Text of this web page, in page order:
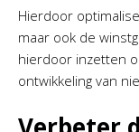
Hierdoor
maar ook de
hierdoor inzetten
ontwikkeling van